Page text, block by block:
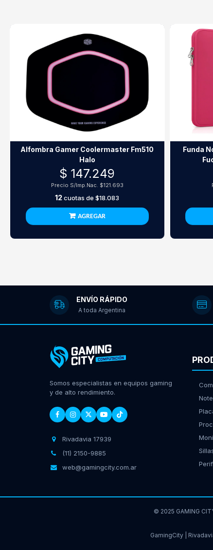
Alfombra Gamer Coolermaster Fm510
Halo
$ 147.249
Precio S/Imp.Nac. $121.693
12cuotas de$18.083
AGREGAR
Funda
ENVÍO RÁPIDO
A toda Argentina
Somos especialistas en equipos gaming
y de alto rendimiento.
Rivadavia 17939
(11) 2150-9885
web@gamingcity.com.ar
© 2025 GAMING
GamingCity |